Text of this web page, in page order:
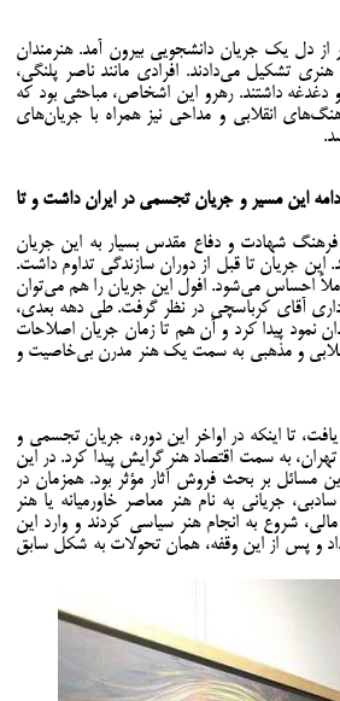
از دل یک جریان دانشجویی بیرون آمد. هنرمندان
تشکیل می‌دادند. افرادی مانند ناصر پلنگی،
دغدغه داشتند. رهرو این اشخاص، مباحثی بود که
انقلابی و مداحی نیز همراه با جریان‌های
این مسیر و جریان تجسمی در ایران داشت و تا
فرهنگ شهادت و دفاع مقدس بسیار به این جریان
جریان تا قبل از دوران سازندگی تداوم داشت.
احساس می‌شود. افول این جریان را هم می‌‌توان
آقای کرباسچی در نظر گرفت. طی دهه بعدی،
نمود پیدا کرد و آن هم تا زمان جریان اصلاحات
انقلابی و مذهبی به سمت یک هنر مدرن بی‌خاصیت و
تا اینکه در اواخر این دوره، جریان تجسمی و
به سمت اقتصاد هنر گرایش پیدا کرد. در این
مسائل بر بحث فروش آثار مؤثر بود. همزمان در
جریانی به نام هنر معاصر خاورمیانه یا هنر
شروع به انجام هنر سیاسی کردند و وارد این
و پس از این وقفه، همان تحولات به شکل سابق